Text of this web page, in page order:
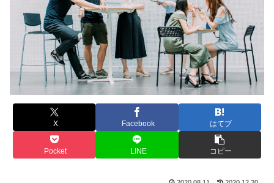
X Facebook はてブ
Pocket LINE コピー